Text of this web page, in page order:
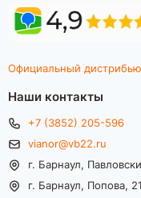
Официальный
Наши контакты
+7 (3852) 205-596
vianor@vb22.ru
г. Барнаул,
г. Барнаул, Попова,